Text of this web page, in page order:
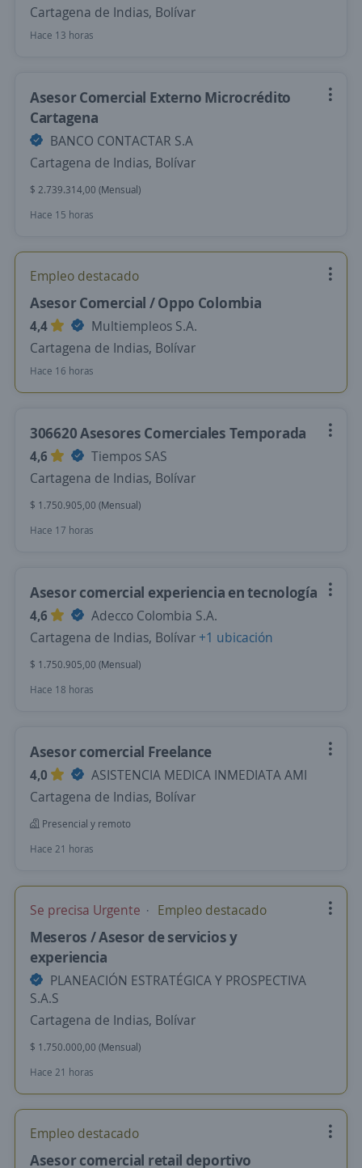
Cartagena de Indias, Bolívar
Hace 13 horas
Asesor Comercial Externo Microcrédito
Cartagena
BANCO CONTACTAR S.A
Cartagena de Indias, Bolívar
$ 2.739.314,00 (Mensual)
Hace 15 horas
Empleo destacado
Asesor Comercial / Oppo Colombia
4,4
Multiempleos S.A.
Cartagena de Indias, Bolívar
Hace 16 horas
306620 Asesores Comerciales Temporada
4,6
Tiempos SAS
Cartagena de Indias, Bolívar
$ 1.750.905,00 (Mensual)
Hace 17 horas
Asesor comercial experiencia en tecnología
4,6
Adecco Colombia S.A.
Cartagena de Indias, Bolívar +1 ubicación
$ 1.750.905,00 (Mensual)
Hace 18 horas
Asesor comercial Freelance
4,0
ASISTENCIA MEDICA INMEDIATA AMI
Cartagena de Indias, Bolívar
Presencial y remoto
Hace 21 horas
Se precisa Urgente Empleo destacado
Meseros / Asesor de servicios y
experiencia
PLANEACIÓN ESTRATÉGICA Y PROSPECTIVA
S.A.S
Cartagena de Indias, Bolívar
$ 1.750.000,00 (Mensual)
Hace 21 horas
Empleo destacado
Asesor comercial retail deportivo